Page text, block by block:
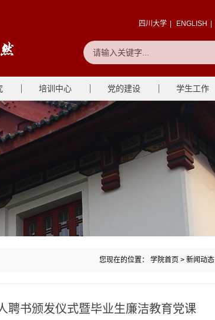
四川大学 ENGLISH
培训中心 党的建设 学生工作
您现在的位置： 学院首页 > 新闻动态
聘书颁发仪式暨毕业生廉洁教育党课